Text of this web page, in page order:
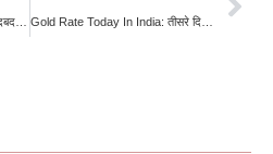
Gold Rate Today In India: तीसरे दिन भी फीकी पड़ी सोने-चांदी की चमक, दिल्ली में गोल्ड और सस्ता